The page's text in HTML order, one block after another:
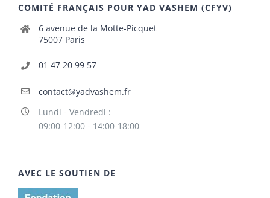
COMITÉ FRANÇAIS POUR YAD VASHEM (CFYV)
6 avenue de la Motte-Picquet
75007 Paris
01 47 20 99 57
contact@yadvashem.fr
Lundi - Vendredi :
09:00-12:00 - 14:00-18:00
AVEC LE SOUTIEN DE